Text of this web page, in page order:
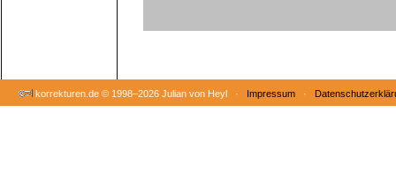
korrekturen.de © 1998–2026 Julian von Heyl · Impressum ·